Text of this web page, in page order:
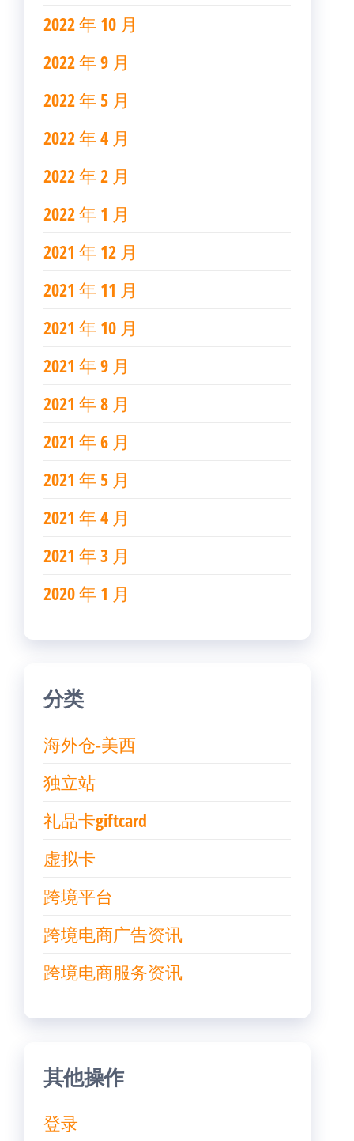
2022 年 10 月
2022 年 9 月
2022 年 5 月
2022 年 4 月
2022 年 2 月
2022 年 1 月
2021 年 12 月
2021 年 11 月
2021 年 10 月
2021 年 9 月
2021 年 8 月
2021 年 6 月
2021 年 5 月
2021 年 4 月
2021 年 3 月
2020 年 1 月
分类
海外仓-美西
独立站
礼品卡giftcard
虚拟卡
跨境平台
跨境电商广告资讯
跨境电商服务资讯
其他操作
登录